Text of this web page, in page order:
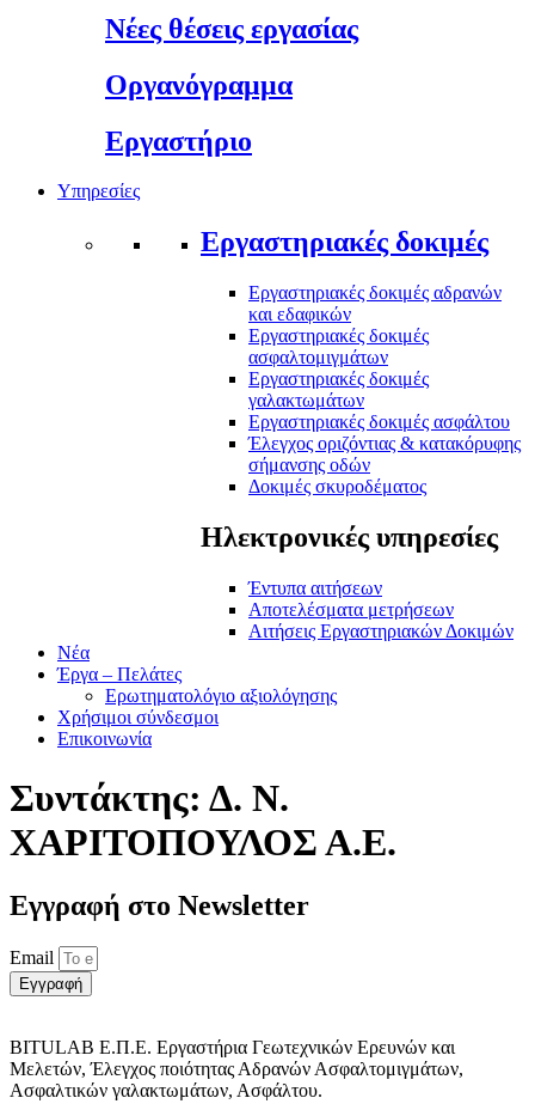
Νέες θέσεις εργασίας
Οργανόγραμμα
Εργαστήριο
Υπηρεσίες
Εργαστηριακές δοκιμές
Εργαστηριακές δοκιμές αδρανών
και εδαφικών
Εργαστηριακές δοκιμές
ασφαλτομιγμάτων
Εργαστηριακές δοκιμές
γαλακτωμάτων
Εργαστηριακές δοκιμές ασφάλτου
Έλεγχος οριζόντιας & κατακόρυφης
σήμανσης οδών
Δοκιμές σκυροδέματος
Ηλεκτρονικές υπηρεσίες
Έντυπα αιτήσεων
Αποτελέσματα μετρήσεων
Αιτήσεις Εργαστηριακών Δοκιμών
Νέα
Έργα – Πελάτες
Ερωτηματολόγιο αξιολόγησης
Χρήσιμοι σύνδεσμοι
Επικοινωνία
Συντάκτης: Δ. Ν.
ΧΑΡΙΤΟΠΟΥΛΟΣ Α.Ε.
Εγγραφή στο Νewsletter
Email
Εγγραφή
BITULAB Ε.Π.Ε. Εργαστήρια Γεωτεχνικών Ερευνών και
Μελετών, Έλεγχος ποιότητας Αδρανών Ασφαλτομιγμάτων,
Ασφαλτικών γαλακτωμάτων, Ασφάλτου.